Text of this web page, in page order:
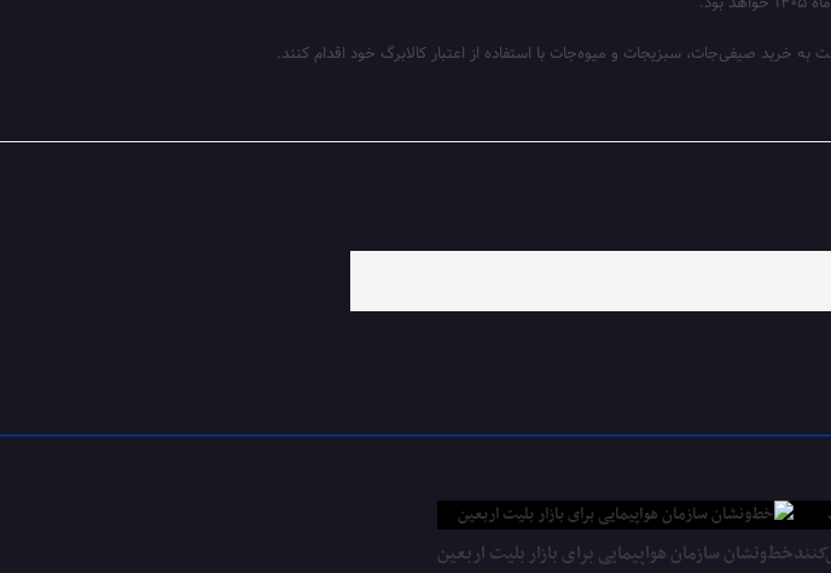
خرید صیفی‌جات، سبزیجات و میوه‌جات با استفاده از اعتبار کالابرگ خود اقدام کنند.
خط‌ونشان سازمان هواپیمایی برای بازار بلیت اربعین